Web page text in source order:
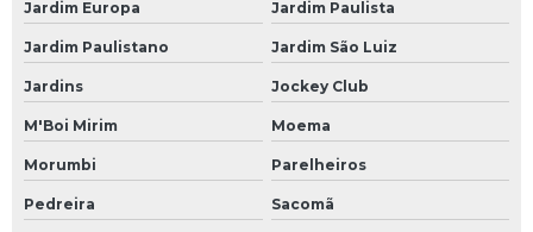
Empresa de calibração acreditadas pelo inmetro
Laboratorio de calibração de equipamentos
Jardim Europa Jardim Paulista
Jardim Paulistano Jardim São Luiz
Jardins Jockey Club
M'Boi Mirim Moema
Morumbi Parelheiros
Pedreira Sacomã